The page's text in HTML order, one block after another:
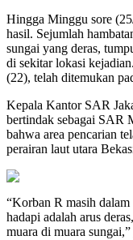
Hingga Minggu sore
hasil. Sejumlah
sungai yang deras,
di sekitar lokasi
(22), telah ditemukan
Kepala Kantor SAR
bertindak sebagai SAR
bahwa area pencarian
perairan laut utara
“Korban R masih
hadapi adalah arus
muara di muara